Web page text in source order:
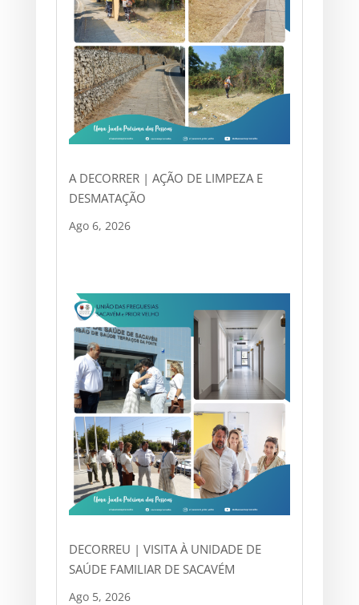
A DECORRER | AÇÃO DE LIMPEZA E
DESMATAÇÃO
Ago 6, 2026
DECORREU | VISITA À UNIDADE DE
SAÚDE FAMILIAR DE SACAVÉM
Ago 5, 2026